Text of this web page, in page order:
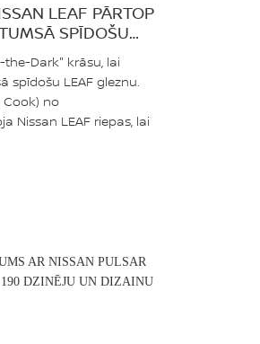
LEAF PĀRTOP
SPĪDOŠU
the-Dark" krāsu, lai
spīdošu LEAF gleznu.
Cook) no
Nissan LEAF riepas, lai